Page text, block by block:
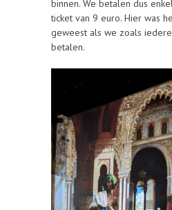
binnen. We betalen dus
ticket van 9 euro. Hier was
geweest als we zoals
betalen.